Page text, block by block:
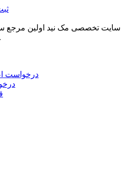
سایت تخصصی مک نید اولین مرجع
دستگاه‌های اپل در ایران است.
درخواست